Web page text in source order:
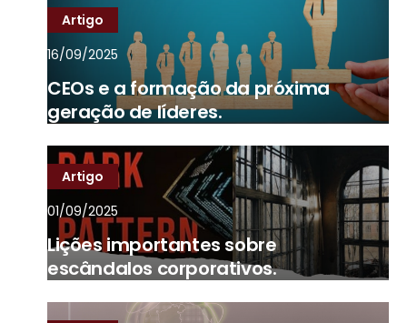
Artigo
16/09/2025
CEOs e a formação da próxima
geração de líderes.
Artigo
01/09/2025
Lições importantes sobre
escândalos corporativos.